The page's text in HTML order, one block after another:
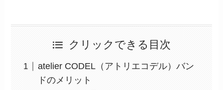
クリックできる目次
atelier CODEL（アトリエコデル）バン
ドのメリット